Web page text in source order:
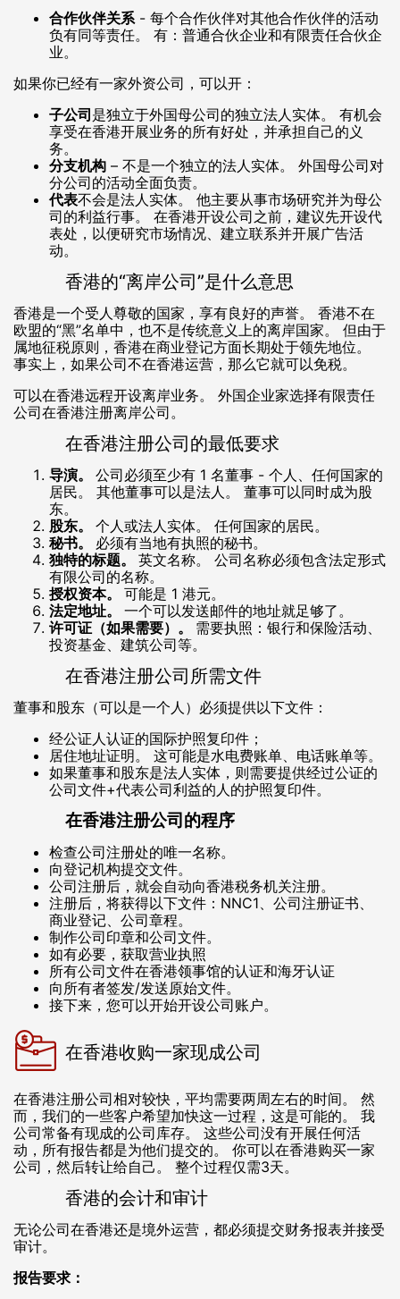
合作伙伴关系- 每个合作伙伴对其他合作伙伴的活动
负有同等责任。 有：普通合伙企业和有限责任合伙企
业。
如果你已经有一家外资公司，可以开：
子公司 是独立于外国母公司的独立法人实体。 有机会
享受在香港开展业务的所有好处，并承担自己的义
务。
分支机构 – 不是一个独立的法人实体。 外国母公司对
分公司的活动全面负责。
代表不会是法人实体。 他主要从事市场研究并为母公
司的利益行事。 在香港开设公司之前，建议先开设代
表处，以便研究市场情况、建立联系并开展广告活
动。
香港的“离岸公司”是什么意思
香港是一个受人尊敬的国家，享有良好的声誉。 香港不在
欧盟的“黑”名单中，也不是传统意义上的离岸国家。 但由于
属地征税原则，香港在商业登记方面长期处于领先地位。
事实上，如果公司不在香港运营，那么它就可以免税。
可以在香港远程开设离岸业务。 外国企业家选择有限责任
公司在香港注册离岸公司。
在香港注册公司的最低要求
导演。 公司必须至少有 1 名董事 - 个人、任何国家的
居民。 其他董事可以是法人。 董事可以同时成为股
东。
股东。 个人或法人实体。 任何国家的居民。
秘书。 必须有当地有执照的秘书。
独特的标题。 英文名称。 公司名称必须包含法定形式
有限公司的名称。
授权资本。 可能是 1 港元。
法定地址。 一个可以发送邮件的地址就足够了。
许可证（如果需要）。 需要执照：银行和保险活动、
投资基金、建筑公司等。
在香港注册公司所需文件
董事和股东（可以是一个人）必须提供以下文件：
经公证人认证的国际护照复印件；
居住地址证明。 这可能是水电费账单、电话账单等。
如果董事和股东是法人实体，则需要提供经过公证的
公司文件+代表公司利益的人的护照复印件。
在香港注册公司的程序
检查公司注册处的唯一名称。
向登记机构提交文件。
公司注册后，就会自动向香港税务机关注册。
注册后，将获得以下文件：NNC1、公司注册证书、
商业登记、公司章程。
制作公司印章和公司文件。
如有必要，获取营业执照
所有公司文件在香港领事馆的认证和海牙认证
向所有者签发/发送原始文件。
接下来，您可以开始开设公司账户。
在香港收购一家现成公司
在香港注册公司相对较快，平均需要两周左右的时间。 然
而，我们的一些客户希望加快这一过程，这是可能的。 我
公司常备有现成的公司库存。 这些公司没有开展任何活
动，所有报告都是为他们提交的。 你可以在香港购买一家
公司，然后转让给自己。 整个过程仅需3天。
香港的会计和审计
无论公司在香港还是境外运营，都必须提交财务报表并接受
审计。
报告要求：